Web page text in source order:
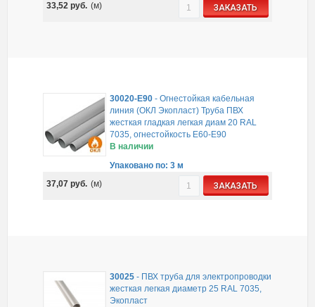
33,52руб. (м) ЗАКАЗАТЬ
30020-E90 -Огнестойкая кабельная
линия (ОКЛ Экопласт) Труба ПВХ
жесткая гладкая легкая диам 20 RAL
7035, огнестойкость E60-E90
В наличии
Упаковано по: 3 м
37,07руб. (м) ЗАКАЗАТЬ
30025 - ПВХ труба для электропроводки
жесткая легкая диаметр 25 RAL 7035,
Экопласт